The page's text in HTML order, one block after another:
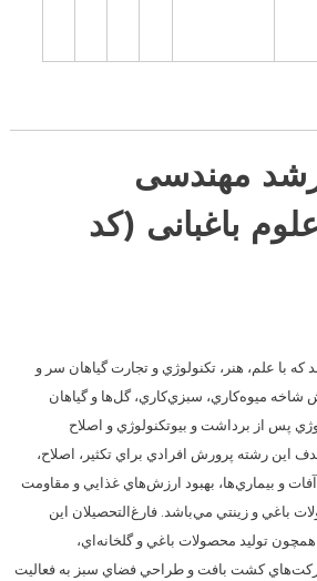
مهندسی
باغبانی (کد
با علم، هنر، تكنولوژي و تجارت گياهان سر و
ميوه‌كاري، سبزي‌كاري، گل‌ها و گياهان
پس از برداشت و بيوتكنولوژي و اصلاح
اين رشته پرورش افرادي براي تكثير، اصلاح،
و بيماري‌ها، بهبود ارزش‌هاي غذايي و مقاومت
باغي و زينتي مي‌باشد. فارغ‌التحصيلان اين
توليد محصولات باغي و گلخانه‌‌اي،
شركت‌هاي كشت بافت و طراحي فضاي سبز به فعاليت